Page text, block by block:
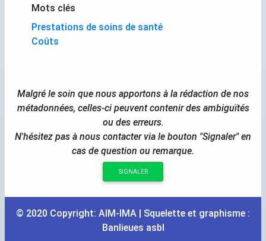
Mots clés
Prestations de soins de santé
Coûts
Malgré le soin que nous apportons à la rédaction de nos
métadonnées, celles-ci peuvent contenir des ambiguïtés
ou des erreurs.
N'hésitez pas à nous contacter via le bouton "Signaler" en
cas de question ou remarque.
SIGNALER
© 2020 Copyright: AIM-IMA | Squelette et graphisme :
Banlieues asbl